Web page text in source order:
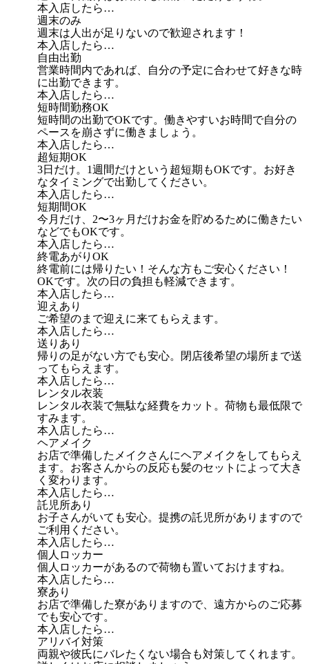
本入店したら…
週末のみ
週末は人出が足りないので歓迎されます！
本入店したら…
自由出勤
営業時間内であれば、自分の予定に合わせて好きな時
に出勤できます。
本入店したら…
短時間勤務OK
短時間の出勤でOKです。働きやすいお時間で自分の
ペースを崩さずに働きましょう。
本入店したら…
超短期OK
3日だけ。1週間だけという超短期もOKです。お好き
なタイミングで出勤してください。
本入店したら…
短期間OK
今月だけ、2〜3ヶ月だけお金を貯めるために働きたい
などでもOKです。
本入店したら…
終電あがりOK
終電前には帰りたい！そんな方もご安心ください！
OKです。次の日の負担も軽減できます。
本入店したら…
迎えあり
ご希望のまで迎えに来てもらえます。
本入店したら…
送りあり
帰りの足がない方でも安心。閉店後希望の場所まで送
ってもらえます。
本入店したら…
レンタル衣装
レンタル衣装で無駄な経費をカット。荷物も最低限で
すみます。
本入店したら…
ヘアメイク
お店で準備したメイクさんにヘアメイクをしてもらえ
ます。お客さんからの反応も髪のセットによって大き
く変わります。
本入店したら…
託児所あり
お子さんがいても安心。提携の託児所がありますので
ご利用ください。
本入店したら…
個人ロッカー
個人ロッカーがあるので荷物も置いておけますね。
本入店したら…
寮あり
お店で準備した寮がありますので、遠方からのご応募
でも安心です。
本入店したら…
アリバイ対策
両親や彼氏にバレたくない場合も対策してくれます。